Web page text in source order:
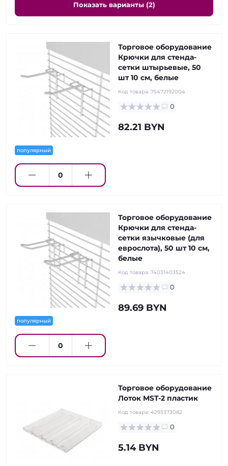
Показать варианты (2)
популярный
Торговое оборудование
Крючки для стенда-
сетки штырьевые, 50
шт 10 см, белые
Код товара: 75472192004
0
82.21 BYN
популярный
Торговое оборудование
Крючки для стенда-
сетки язычковые (для
еврослота), 50 шт 10 см,
белые
Код товара: 74031403524
0
89.69 BYN
Торговое оборудование
Лоток MST-2 пластик
Код товара: 4293373082
0
5.14 BYN